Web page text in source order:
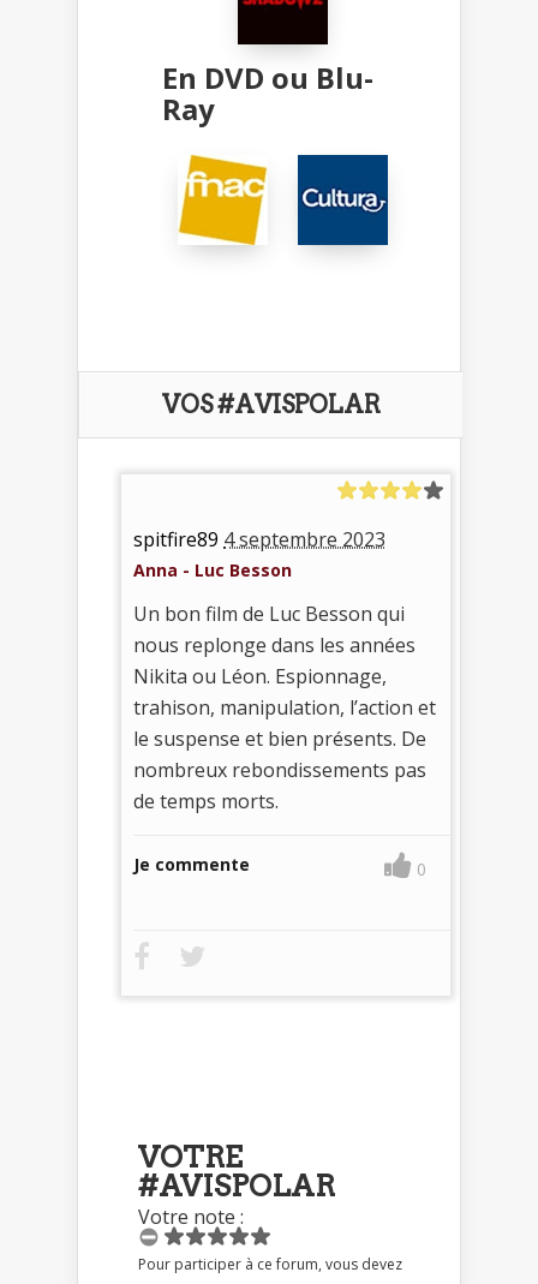
En DVD ou Blu-
Ray
VOS #AVISPOLAR
spitfire89 4 septembre 2023
Anna - Luc Besson
Un bon film de Luc Besson qui
nous replonge dans les années
Nikita ou Léon. Espionnage,
trahison, manipulation, l’action et
le suspense et bien présents. De
nombreux rebondissements pas
de temps morts.
Je commente 0
VOTRE
#AVISPOLAR
Votre note :
Pour participer à ce forum, vous devez